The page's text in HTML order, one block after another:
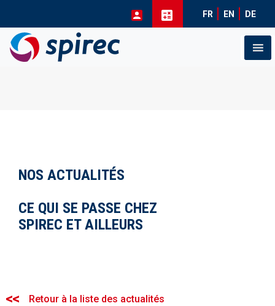
FR EN DE
NOS ACTUALITÉS
CE QUI SE PASSE CHEZ
SPIREC ET AILLEURS
Retour à la liste des actualités